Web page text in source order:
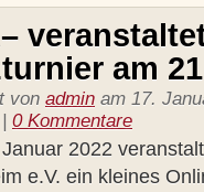
am
von admin am 17.
0 Kommentare
2022
e.V. ein kleines